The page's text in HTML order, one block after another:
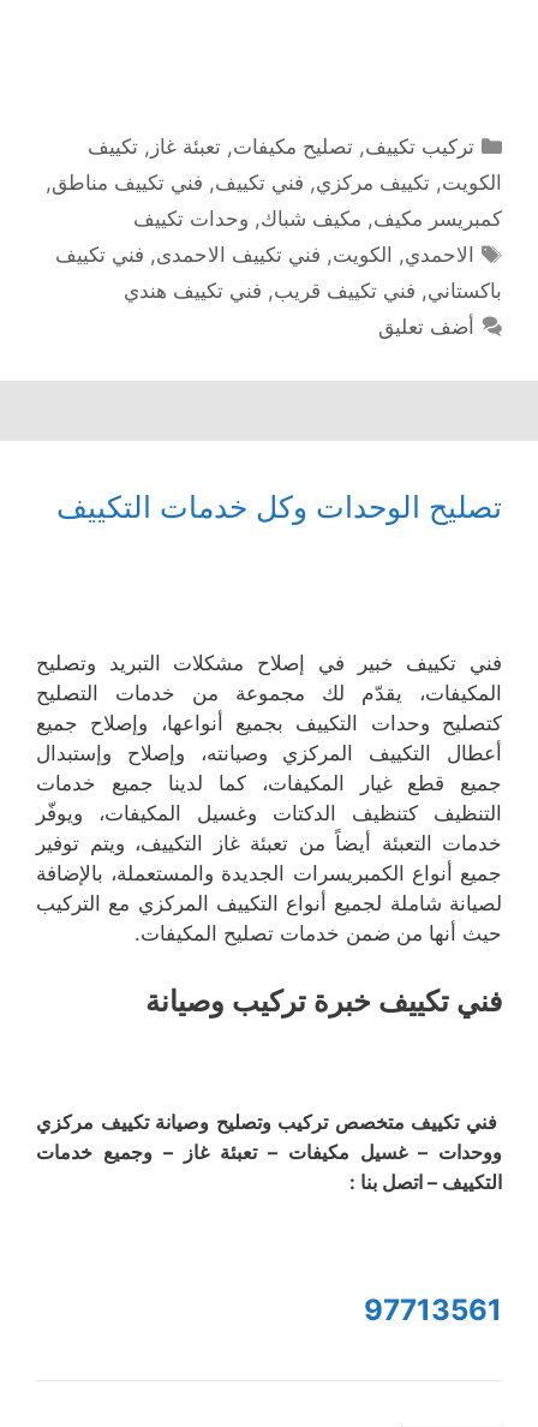
التصنيفات
تركيب تكييف,تصليح مكيفات,تعبئة غاز ,تكييف
الكويت, تكييف مركزي, فني تكييف, فني تكييف مناطق,
كمبريسر مكيف, مكيف شباك, وحدات تكييف
الوسوم
الاحمدي, الكويت, فني تكييف الاحمدى, فني تكييف
باكستاني, فني تكييف قريب, فني تكييف هندي
أضف تعليق
تصليح الوحدات وكل خدمات التكييف
فني تكييف خبير في إصلاح مشكلات التبريد وتصليح
المكيفات، يقدّم لك مجموعة من خدمات التصليح
كتصليح وحدات التكييف بجميع أنواعها، وإصلاح جميع
أعطال التكييف المركزي وصيانته، وإصلاح وإستبدال
جميع قطع غيار المكيفات، كما لدينا جميع خدمات
التنظيف كتنظيف الدكتات وغسيل المكيفات، ويوفّر
خدمات التعبئة أيضاً من تعبئة غاز التكييف، ويتم توفير
جميع أنواع الكمبريسرات الجديدة والمستعملة، بالإضافة
لصيانة شاملة لجميع أنواع التكييف المركزي مع التركيب
حيث أنها من ضمن خدمات تصليح المكيفات.
فني تكييف خبرة تركيب وصيانة
فني تكييف متخصص تركيب وتصليح وصيانة تكييف مركزي
ووحدات – غسيل مكيفات – تعبئة غاز – وجميع خدمات
التكييف – اتصل بنا :
97713561